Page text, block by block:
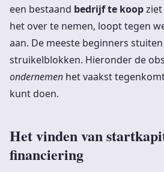
een bestaand bedrijf te koop
het over te nemen, loopt tegen
aan. De meeste beginners
struikelblokken. Hieronder de
ondernemen het vaakst
kunt doen.
Het vinden van
financiering